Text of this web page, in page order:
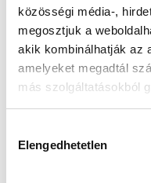
közösségi média-,
megosztjuk a
akik kombinálhatják az
amelyeket megadtál
más szolgáltatásokból
megnyomásával
összes süti
kiválasztása
Elengedhetetlen